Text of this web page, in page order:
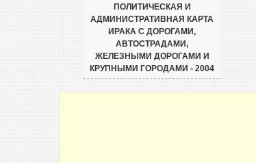
ПОЛИТИЧЕСКАЯ И
АДМИНИСТРАТИВНАЯ КАРТА
ИРАКА С ДОРОГАМИ,
АВТОСТРАДАМИ,
ЖЕЛЕЗНЫМИ ДОРОГАМИ И
КРУПНЫМИ ГОРОДАМИ - 2004